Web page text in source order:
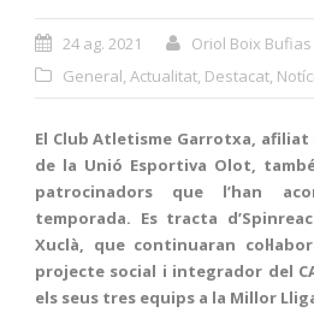
24 ag. 2021
Oriol Boix Bufias
General, Actualitat, Destacat,
El Club Atletisme Garrotxa,
de la Unió Esportiva Olot,
patrocinadors que l’han
temporada. Es tracta
Xuclà, que continuaran
projecte social i integrador del
els seus tres equips a la Millor